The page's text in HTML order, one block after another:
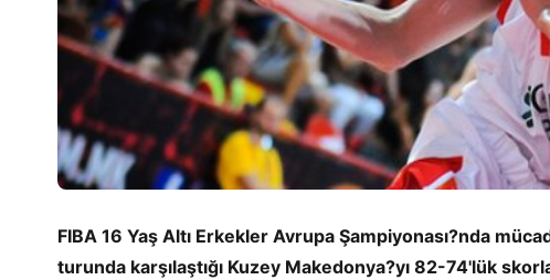
FIBA 16 Yaş Altı Erkekler Avrupa Şampiyonası?nda
turunda karşılaştığı Kuzey Makedonya?yı 82-74'lük